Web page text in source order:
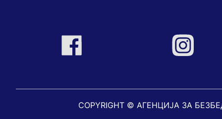
COPYRIGHT © АГЕНЦИЈА ЗА